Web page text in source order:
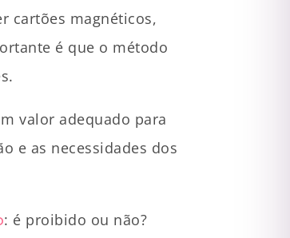
cartões magnéticos,
é que o método
valor adequado para
e as necessidades dos
: é proibido ou não?